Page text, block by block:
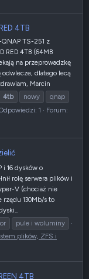
4TB
TS-251 z
RED 4TB (64MB
na przeprowadzkę
odwlecze, dlatego lecą
Marcin
4tb nowy
qnap
1
Forum:
i 16 dysków o
rolę serwera plików i
V (chociaż nie
130Mb/s to
pule i woluminy
plików, ZFS i
4TB